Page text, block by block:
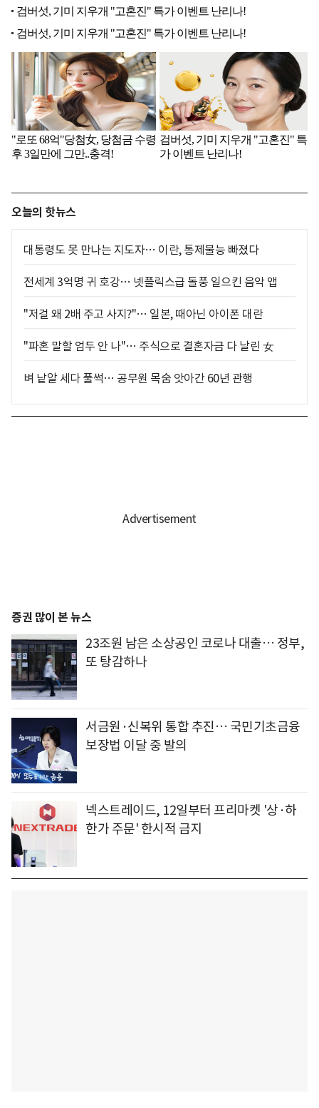
오늘의 핫뉴스
대통령도 못 만나는 지도자… 이란, 통제불능 빠졌다
전세계 3억명 귀 호강… 넷플릭스급 돌풍 일으킨 음악 앱
"저걸 왜 2배 주고 사지?"… 일본, 때아닌 아이폰 대란
"파혼 말할 엄두 안 나"… 주식으로 결혼자금 다 날린 女
벼 낱알 세다 풀썩… 공무원 목숨 앗아간 60년 관행
증권 많이 본 뉴스
23조원 남은 소상공인 코로나 대출… 정부,
또 탕감하나
서금원·신복위 통합 추진… 국민기초금융
보장법 이달 중 발의
넥스트레이드, 12일부터 프리마켓 '상·하
한가 주문' 한시적 금지